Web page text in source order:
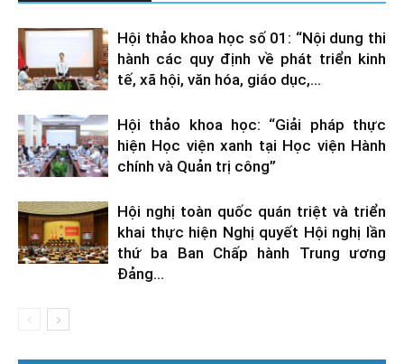
Hội thảo khoa học số 01: “Nội dung thi
hành các quy định về phát triển kinh
tế, xã hội, văn hóa, giáo dục,...
Hội thảo khoa học: “Giải pháp thực
hiện Học viện xanh tại Học viện Hành
chính và Quản trị công”
Hội nghị toàn quốc quán triệt và triển
khai thực hiện Nghị quyết Hội nghị lần
thứ ba Ban Chấp hành Trung ương
Đảng...